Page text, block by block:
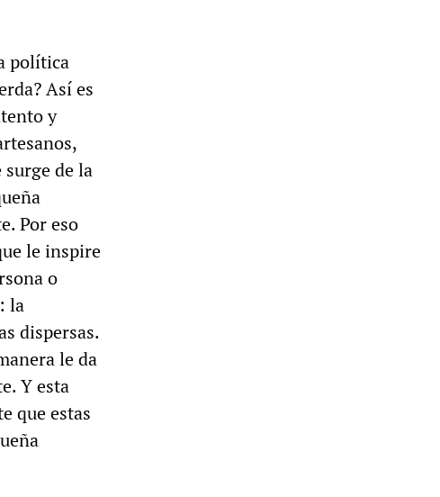
política
Así es
y
de la
Por eso
le inspire
o
la
dispersas.
le da
Y esta
que estas